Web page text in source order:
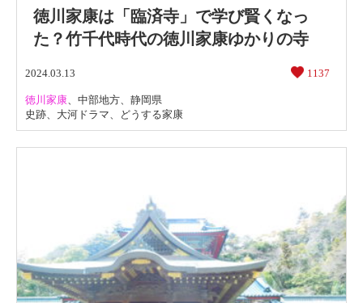
徳川家康は「臨済寺」で学び賢くなっ
た？竹千代時代の徳川家康ゆかりの寺
2024.03.13 1137
徳川家康、 中部地方、 静岡県
史跡、 大河ドラマ、 どうする家康